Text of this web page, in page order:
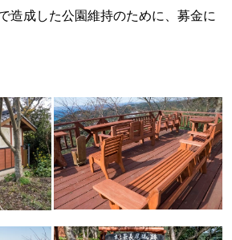
造成した公園維持のために、募金に